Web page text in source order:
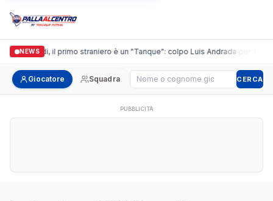
NEWS
Casalguidi, il primo straniero è un "Tanque": colpo Luis Andrada per il
Giocatore Squadra Cerca giocatore CERCA
PUBBLICITÀ